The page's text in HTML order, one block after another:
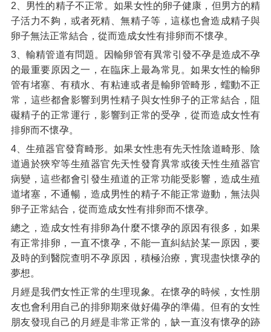
2、男性的精子不正常。如果女性的卵子健康，但男方的精
子活力不夠，或者死精、無精子等，這樣也會造成精子與
卵子無法正常結合，從而造成女性有排卵而不懷孕。
3、輸精管道有問題。因輸卵管有異常引發不孕是造成不孕
的最重要原因之一，在臨床上最為常見。如果女性的輸卵
管有堵塞、有積水、有粘連或者是輸卵管畸形，蠕動不正
常，這些都會影響到男性精子與女性卵子的正常結合，阻
礙精子的正常運行，影響到正常的受孕，從而造成女性有
排卵而不懷孕。
4、生殖器官發育畸形。如果女性患有先天性陰道畸形、陰
道過於狹窄等生殖器官先天性發育異常或後天性生殖器官
病變，這些都會引發生殖道的正常功能受影響，造成生殖
道堵塞，不通暢，造成男性的精子不能正常遊動，無法與
卵子正常結合，從而造成女性有排卵而不懷孕。
總之，造成女性有排卵為什麼不懷孕的原因有很多，如果
有正常排卵，一直不懷孕，不能一直糾結於某一原因，要
及時的到醫院查明不孕原因，積極治療，實現盡快懷孕的
夢想。
月經是我們女性正常的生理現象。在懷孕的時候，女性朋
友也會利用自己的排卵期來做好備孕的準備。但有的女性
朋友發現自己的月經是非常正常的，缺一直沒有懷孕的跡